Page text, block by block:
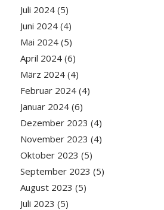
Juli 2024(5)
Juni 2024(4)
Mai 2024(5)
April 2024(6)
März 2024(4)
Februar 2024(4)
Januar 2024(6)
Dezember 2023 (4)
November 2023 (4)
Oktober 2023 (5)
September 2023 (5)
August 2023 (5)
Juli 2023 (5)